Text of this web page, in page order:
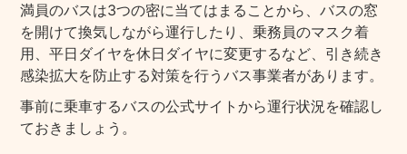
満員のバスは3つの密に当てはまることから、バスの窓
を開けて換気しながら運行したり、乗務員のマスク着
用、平日ダイヤを休日ダイヤに変更するなど、引き続き
感染拡大を防止する対策を行うバス事業者があります。
事前に乗車するバスの公式サイトから運行状況を確認し
ておきましょう。